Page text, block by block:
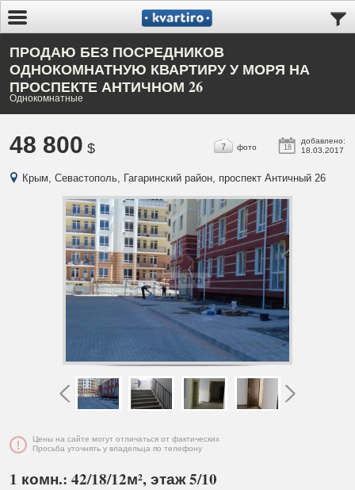
ПРОДАЮ БЕЗ ПОСРЕДНИКОВ
ОДНОКОМНАТНУЮ КВАРТИРУ У МОРЯ НА
ПРОСПЕКТЕ АНТИЧНОМ 26
Однокомнатные
48 800 $ 18
добавлено:
18.03.2017
7 фото
Крым, Севастополь, Гагаринский район, проспект Античный 26
Цены на сайте могут отличаться от фактических
Просьба уточнять у владельца по телефону
1 комн.: 42/18/12м², этаж 5/10